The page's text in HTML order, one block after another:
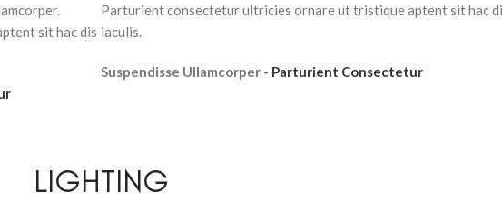
sit hac dis
Parturient consectetur ultricies ornare ut tristique aptent sit hac
iaculis.
Suspendisse Ullamcorper - Parturient Consectetur
LIGHTING